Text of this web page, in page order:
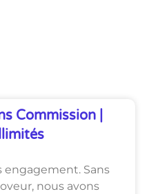
Commission |
engagement. Sans
nous avons